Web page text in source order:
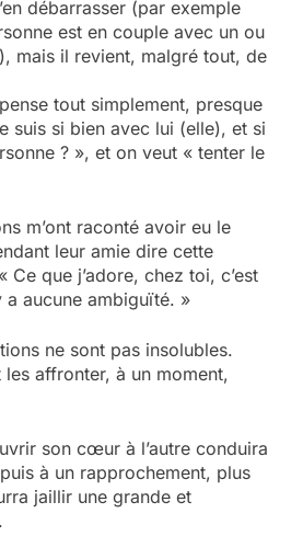
débarrasser (par exemple
est en couple avec un ou
mais il revient, malgré tout, de
tout simplement, presque
suis si bien avec lui (elle), et si
? », et on veut « tenter le
m’ont raconté avoir eu le
leur amie dire cette
Ce que j’adore, chez toi, c’est
a aucune ambiguïté. »
ne sont pas insolubles.
affronter, à un moment,
son cœur à l’autre conduira
à un rapprochement, plus
jaillir une grande et